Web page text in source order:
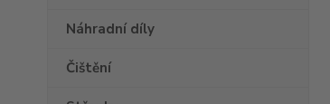
Náhradní díly
Čištění